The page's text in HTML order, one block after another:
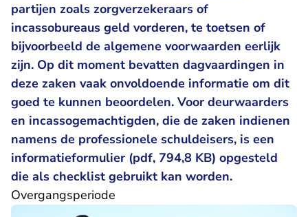
partijen zoals zorgverzekeraars of
incassobureaus geld vorderen, te toetsen of
bijvoorbeeld de algemene voorwaarden eerlijk
zijn. Op dit moment bevatten dagvaardingen in
deze zaken vaak onvoldoende informatie om dit
goed te kunnen beoordelen. Voor deurwaarders
en incassogemachtigden, die de zaken indienen
namens de professionele schuldeisers, is een
informatieformulier (pdf, 794,8 KB) opgesteld
die als checklist gebruikt kan worden.
Overgangsperiode